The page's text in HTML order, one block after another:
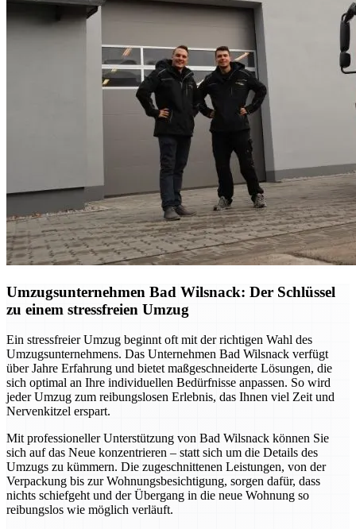
Umzugsunternehmen Bad Wilsnack: Der Schlüssel
zu einem stressfreien Umzug
Ein stressfreier Umzug beginnt oft mit der richtigen Wahl des
Umzugsunternehmens. Das Unternehmen Bad Wilsnack verfügt
über Jahre Erfahrung und bietet maßgeschneiderte Lösungen, die
sich optimal an Ihre individuellen Bedürfnisse anpassen. So wird
jeder Umzug zum reibungslosen Erlebnis, das Ihnen viel Zeit und
Nervenkitzel erspart.
Mit professioneller Unterstützung von Bad Wilsnack können Sie
sich auf das Neue konzentrieren – statt sich um die Details des
Umzugs zu kümmern. Die zugeschnittenen Leistungen, von der
Verpackung bis zur Wohnungsbesichtigung, sorgen dafür, dass
nichts schiefgeht und der Übergang in die neue Wohnung so
reibungslos wie möglich verläuft.